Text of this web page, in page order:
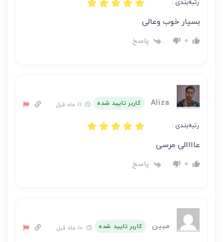
بسیار خوب وعالی
0 پاسخ
Aliza کاربر تایید شده
رتبه‌بندی :
عاااالی مرسی
0 پاسخ
مبین کاربر تایید شده